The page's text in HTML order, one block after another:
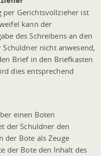
per Gerichtsvollzieher ist
kann der
des Schreibens an den
nicht anwesend,
Brief in den Briefkasten
dies entsprechend
einen Boten
der Schuldner den
der Bote als Zeuge
der Bote den Inhalt des